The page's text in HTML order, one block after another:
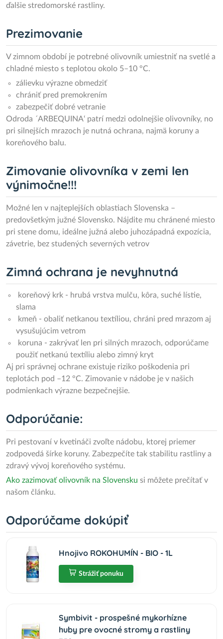
ďalšie stredomorské rastliny.
Prezimovanie
V zimnom období je potrebné olivovník umiestniť na svetlé a
chladné miesto s teplotou okolo 5–10 °C.
zálievku výrazne obmedziť
chrániť pred premokrením
zabezpečiť dobré vetranie
Odroda ´ARBEQUINA‘ patrí medzi odolnejšie olivovníky, no
pri silnejších mrazoch je nutná ochrana, najmä koruny a
koreňového balu.
Zimovanie olivovníka v zemi len
výnimočne!!!
Možné len v najteplejších oblastiach Slovenska –
predovšetkým južné Slovensko. Nájdite mu chránené miesto
pri stene domu, ideálne južná alebo juhozápadná expozícia,
závetrie, bez studených severných vetrov
Zimná ochrana je nevyhnutná
koreňový krk - hrubá vrstva mulču, kôra, suché lístie,
slama
kmeň - obaliť netkanou textíliou, chráni pred mrazom aj
vysušujúcim vetrom
koruna - zakrývať len pri silných mrazoch, odporúčame
použiť netkanú textíliu alebo zimný kryt
Aj pri správnej ochrane existuje riziko poškodenia pri
teplotách pod –12 °C. Zimovanie v nádobe je v našich
podmienkach výrazne bezpečnejšie.
Odporúčanie:
Pri pestovaní v kvetináči zvoľte nádobu, ktorej priemer
zodpovedá šírke koruny. Zabezpečíte tak stabilitu rastliny a
zdravý vývoj koreňového systému.
Ako zazimovať olivovník na Slovensku si môžete prečítať v
našom článku.
Odporúčame dokúpiť
Hnojivo ROKOHUMÍN - BIO - 1L
Strážiť ponuku
Symbivit - prospešné mykorhízne
huby pre ovocné stromy a rastliny